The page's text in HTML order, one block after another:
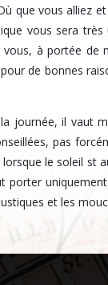
que vous alliez
vous sera
à portée de
de bonnes
journée, il vaut
pas
le soleil st
porter
et les